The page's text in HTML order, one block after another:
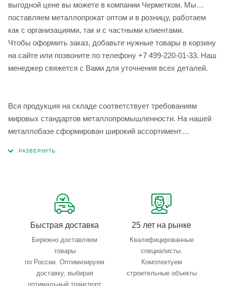
выгодной цене вы можете в компании Черметком. Мы
поставляем металлопрокат оптом и в розницу, работаем
как с организациями, так и с частными клиентами.
Чтобы оформить заказ, добавьте нужные товары в корзину
на сайте или позвоните по телефону +7 499-220-01-33. Наш
менеджер свяжется с Вами для уточнения всех деталей.
Вся продукция на складе соответствует требованиям
мировых стандартов металлопромышленности. На нашей
металлобазе сформирован широкий ассортимент
Быстрая доставка
Бережно доставляем
товары
по России. Оптимизируем
доставку, выбирая
оптимальный транспорт
25 лет на рынке
Квалифицированные
специалисты.
Комплектуем
строительные объекты